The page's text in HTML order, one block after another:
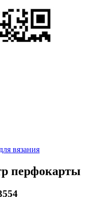
вязания
перфокарты